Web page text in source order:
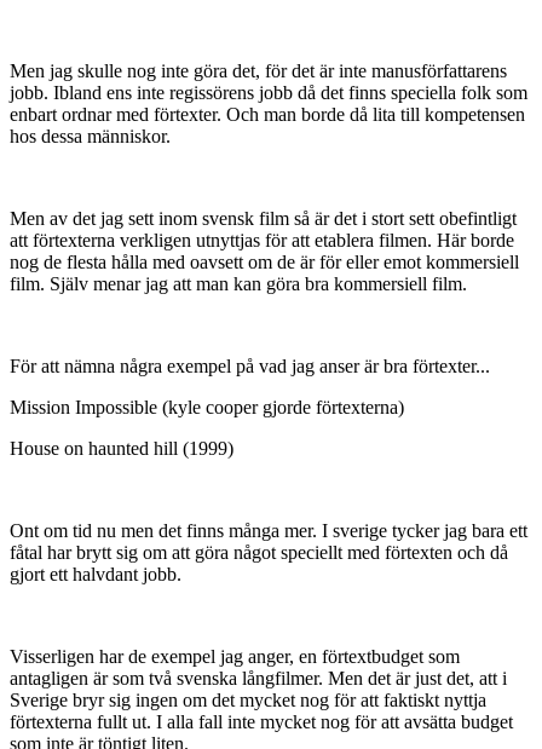
Men jag skulle nog inte göra det, för det är inte manusförfattarens
jobb. Ibland ens inte regissörens jobb då det finns speciella folk som
enbart ordnar med förtexter. Och man borde då lita till kompetensen
hos dessa människor.
Men av det jag sett inom svensk film så är det i stort sett obefintligt
att förtexterna verkligen utnyttjas för att etablera filmen. Här borde
nog de flesta hålla med oavsett om de är för eller emot kommersiell
film. Själv menar jag att man kan göra bra kommersiell film.
För att nämna några exempel på vad jag anser är bra förtexter...
Mission Impossible (kyle cooper gjorde förtexterna)
House on haunted hill (1999)
Ont om tid nu men det finns många mer. I sverige tycker jag bara ett
fåtal har brytt sig om att göra något speciellt med förtexten och då
gjort ett halvdant jobb.
Visserligen har de exempel jag anger, en förtextbudget som
antagligen är som två svenska långfilmer. Men det är just det, att i
Sverige bryr sig ingen om det mycket nog för att faktiskt nyttja
förtexterna fullt ut. I alla fall inte mycket nog för att avsätta budget
som inte är töntigt liten.